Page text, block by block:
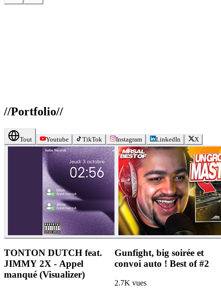
//Portfolio//
Tout Youtube TikTok Instagram LinkedIn X
TONTON DUTCH feat.
JIMMY 2X - Appel
manqué (Visualizer)
Gunfight, big soirée et
convoi auto ! Best of #2
2.7K vues